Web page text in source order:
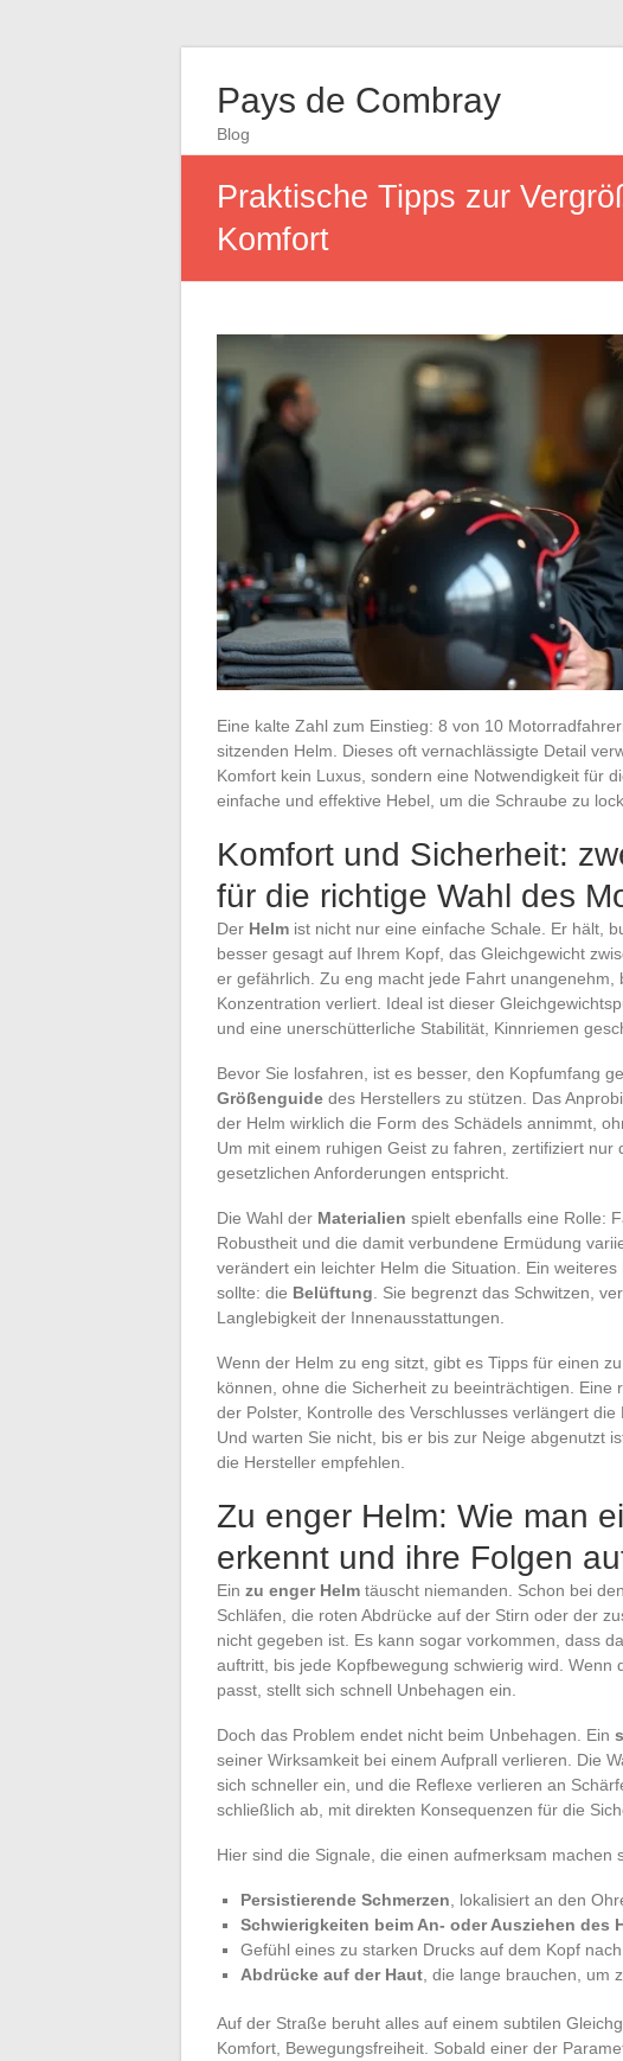
Pays de Combray
Blog
Praktische Tipps zur
Komfort
Eine kalte Zahl zum Einstieg: 8 von 10
sitzenden Helm. Dieses oft vernachlässigte Detail
Komfort kein Luxus, sondern eine Notwendigkeit für
einfache und effektive Hebel, um die Schraube zu
Komfort und Sicherheit:
für die richtige Wahl des
Der Helm ist nicht nur eine einfache Schale. Er hält,
besser gesagt auf Ihrem Kopf, das Gleichgewicht
er gefährlich. Zu eng macht jede Fahrt
Konzentration verliert. Ideal ist dieser
und eine unerschütterliche Stabilität, Kinnriemen
Bevor Sie losfahren, ist es besser, den Kopfumfang
Größenguide des Herstellers zu stützen. Das
der Helm wirklich die Form des Schädels annimmt,
Um mit einem ruhigen Geist zu fahren, zertifiziert nur
gesetzlichen Anforderungen entspricht.
Die Wahl der Materialien spielt ebenfalls eine Rolle:
Robustheit und die damit verbundene Ermüdung
verändert ein leichter Helm die Situation. Ein
sollte: die Belüftung . Sie begrenzt das Schwitzen,
Langlebigkeit der Innenausstattungen.
Wenn der Helm zu eng sitzt, gibt es Tipps für einen
können, ohne die Sicherheit zu beeinträchtigen.
der Polster, Kontrolle des Verschlusses verlängert
Und warten Sie nicht, bis er bis zur Neige abgenutzt
die Hersteller empfehlen.
Zu enger Helm: Wie man
erkennt und ihre Folgen
Ein zu enger Helm täuscht niemanden. Schon bei
Schläfen, die roten Abdrücke auf der Stirn oder der
nicht gegeben ist. Es kann sogar vorkommen, dass
auftritt, bis jede Kopfbewegung schwierig wird. Wenn
passt, stellt sich schnell Unbehagen ein.
Doch das Problem endet nicht beim Unbehagen. Ein
seiner Wirksamkeit bei einem Aufprall verlieren. Die
sich schneller ein, und die Reflexe verlieren an
schließlich ab, mit direkten Konsequenzen für die
Hier sind die Signale, die einen aufmerksam machen
Persistierende Schmerzen , lokalisiert an den
Schwierigkeiten beim An- oder Ausziehen des
Gefühl eines zu starken Drucks auf dem Kopf
Abdrücke auf der Haut , die lange brauchen, um
Auf der Straße beruht alles auf einem subtilen
Komfort, Bewegungsfreiheit. Sobald einer der